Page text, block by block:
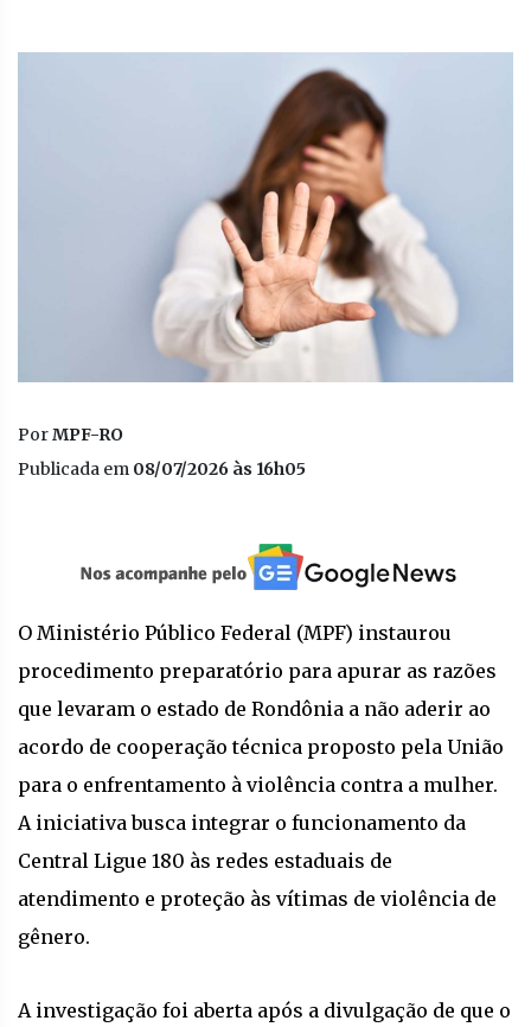
PorMPF-RO
Publicada em 08/07/2026 às 16h05
O Ministério Público Federal (MPF) instaurou
procedimento preparatório para apurar as razões
que levaram o estado de Rondônia a não aderir ao
acordo de cooperação técnica proposto pela União
para o enfrentamento à violência contra a mulher.
A iniciativa busca integrar o funcionamento da
Central Ligue 180 às redes estaduais de
atendimento e proteção às vítimas de violência de
gênero.
A investigação foi aberta após a divulgação de que o